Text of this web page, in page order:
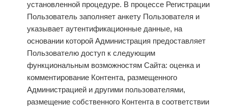
установленной процедуре. В процессе Регистрации
Пользователь заполняет анкету Пользователя и
указывает аутентификационные данные, на
основании которой Администрация предоставляет
Пользователю доступ к следующим
функциональным возможностям Сайта: оценка и
комментирование Контента, размещенного
Администрацией и другими пользователями,
размещение собственного Контента в соответствии